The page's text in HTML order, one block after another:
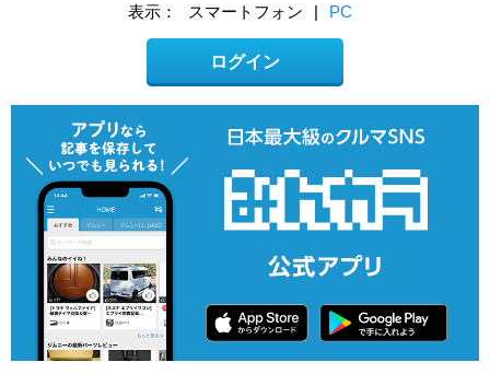
表示： スマートフォン | PC
ログイン